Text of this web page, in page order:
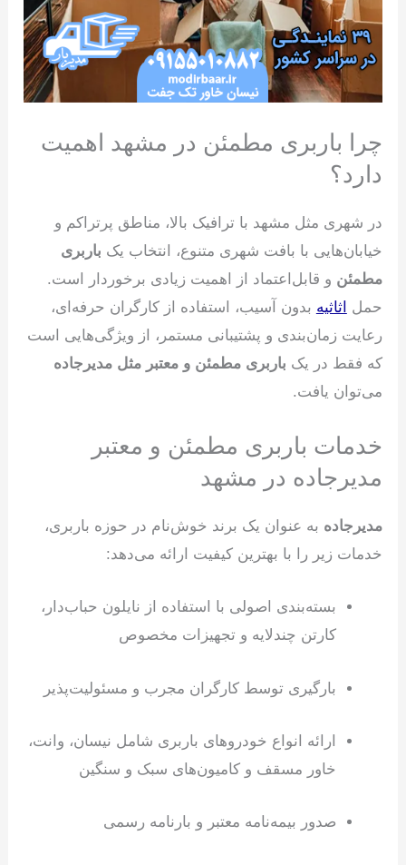
چرا باربری مطمئن در مشهد اهمیت
دارد؟
در شهری مثل مشهد با ترافیک بالا، مناطق پرتراکم و
خیابان‌هایی با بافت شهری متنوع، انتخاب یک باربری
مطمئن و قابل‌اعتماد از اهمیت زیادی برخوردار است.
حمل اثاثیه بدون آسیب، استفاده از کارگران حرفه‌ای،
رعایت زمان‌بندی و پشتیبانی مستمر، از ویژگی‌هایی است
که فقط در یک باربری مطمئن و معتبر مثل مدیرجاده
می‌توان یافت.
خدمات باربری مطمئن و معتبر
مدیرجاده در مشهد
مدیرجاده به عنوان یک برند خوش‌نام در حوزه باربری،
خدمات زیر را با بهترین کیفیت ارائه می‌دهد:
بسته‌بندی اصولی با استفاده از نایلون حباب‌دار،
کارتن چندلایه و تجهیزات مخصوص
بارگیری توسط کارگران مجرب و مسئولیت‌پذیر
ارائه انواع خودروهای باربری شامل نیسان، وانت،
خاور مسقف و کامیون‌های سبک و سنگین
صدور بیمه‌نامه معتبر و بارنامه رسمی